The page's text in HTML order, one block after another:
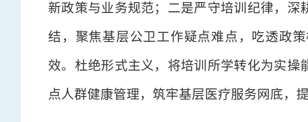
新政策与业务规范；二是严守培训纪律，
结，聚焦基层公卫工作疑点难点，吃透政
效。杜绝形式主义，将培训所学转化为实
点人群健康管理，筑牢基层医疗服务网底，